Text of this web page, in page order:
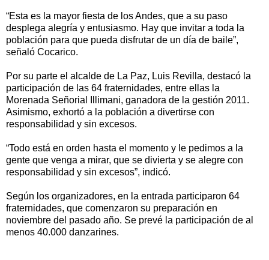
“Esta es la mayor fiesta de los Andes, que a su paso
desplega alegría y entusiasmo. Hay que invitar a toda la
población para que pueda disfrutar de un día de baile”,
señaló Cocarico.
Por su parte el alcalde de La Paz, Luis Revilla, destacó la
participación de las 64 fraternidades, entre ellas la
Morenada Señorial Illimani, ganadora de la gestión 2011.
Asimismo, exhortó a la población a divertirse con
responsabilidad y sin excesos.
“Todo está en orden hasta el momento y le pedimos a la
gente que venga a mirar, que se divierta y se alegre con
responsabilidad y sin excesos”, indicó.
Según los organizadores, en la entrada participaron 64
fraternidades, que comenzaron su preparación en
noviembre del pasado año. Se prevé la participación de al
menos 40.000 danzarines.